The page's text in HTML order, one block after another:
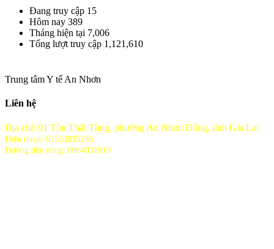
Đang truy cập 15
Hôm nay 389
Tháng hiện tại 7,006
Tổng lượt truy cập 1,121,610
Trung tâm Y tế An Nhơn
Liên hệ
Địa chỉ: 01 Tôn Thất Tùng, phường An Nhơn Đông, tỉnh Gia Lai
Điện thoại: 02563835296
Đường dây nóng: 0964831919